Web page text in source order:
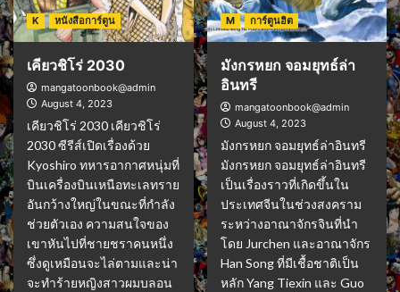
K หนังสือการ์ตูน
เคียวชิโร่ 2030
mangatoonbook@admin
August 4, 2023
เคียวชิโร่ 2030 เคียวชิโร่
2030 ซีรีส์เปิดเรื่องด้วย
Kyoshiro ทหารอากาศหนุ่มที่
บินเครื่องบินเหนือทะเลทราย
อันกว้างใหญ่ในขณะที่กำลัง
ช่วยตัวเอง ความสนใจของ
เขาหันไปที่ชายชราคนหนึ่ง
ซึ่งดูเหมือนจะไล่ตามและน่า
จะทำร้ายหญิงสาวผมบลอน
M การ์ตูนฮิต
มังกรหยก จอมยุทธ์ล่า
อินทรี
mangatoonbook@admin
August 4, 2023
มังกรหยก จอมยุทธ์ล่าอินทรี
มังกรหยก จอมยุทธ์ล่าอินทรี
เป็นเรื่องราวที่เกิดขึ้นใน
ประเทศจีนในช่วงสงคราม
ระหว่างอาณาจักรจินที่นำ
โดย Jurchen และอาณาจักร
Han Song ที่มีเชื้อชาติเป็น
หลัก Yang Tiexin และ Guo